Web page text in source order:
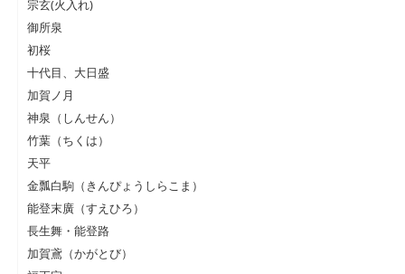
宗玄(火入れ)
御所泉
初桜
十代目、大日盛
加賀ノ月
神泉（しんせん）
竹葉（ちくは）
天平
金瓢白駒（きんぴょうしらこま）
能登末廣（すえひろ）
長生舞・能登路
加賀鳶（かがとび）